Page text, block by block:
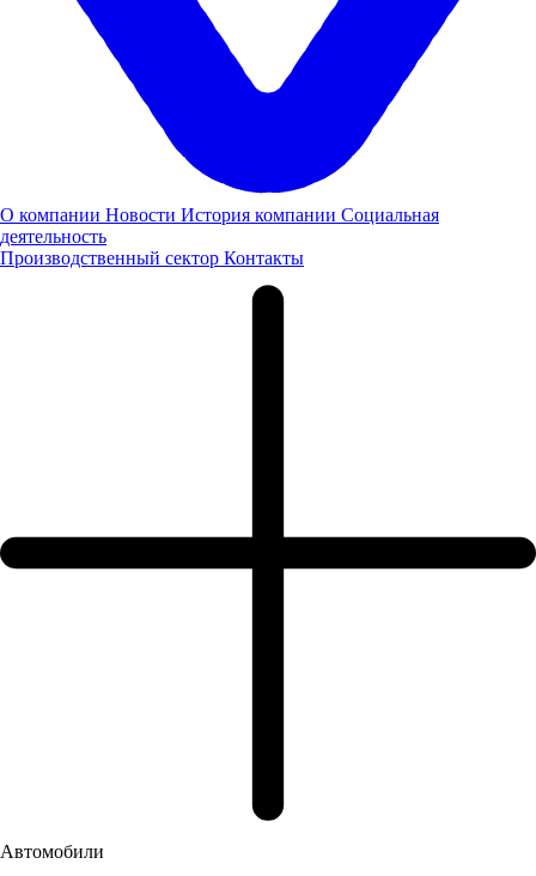
О компании Новости История компании Социальная
деятельность
Производственный сектор Контакты
Автомобили